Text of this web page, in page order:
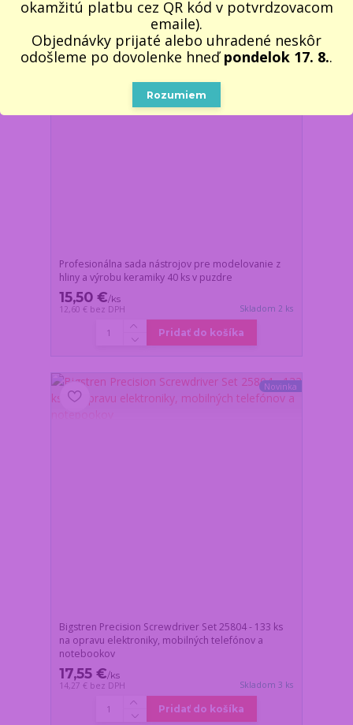
Profesionálna sada nástrojov pre modelovanie z
hliny a výrobu keramiky 40 ks v puzdre
15,50 €/ks
12,60 € bez DPH Skladom 2 ks
Pridať do košíka
Novinka
Bigstren Precision Screwdriver Set 25804 - 133 ks
na opravu elektroniky, mobilných telefónov a
notebookov
17,55 €/ks
14,27 € bez DPH Skladom 3 ks
Pridať do košíka
okamžitú platbu cez QR kód v potvrdzovacom
emaile).
Objednávky prijaté alebo uhradené neskôr
odošleme po dovolenke hneďpondelok 17. 8..
Rozumiem